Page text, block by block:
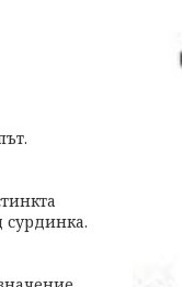
сурдинка.